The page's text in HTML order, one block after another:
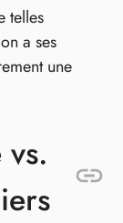
telles
a ses
une